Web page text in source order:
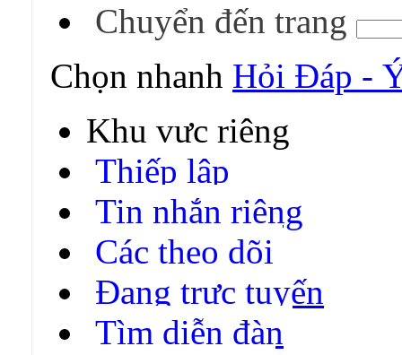
Chuyển đến trang
Chọn nhanh Hỏi Đáp -
Khu vực riêng
Thiếp lập
Tin nhắn riêng
Các theo dõi
Đang trực tuyến
Tìm diễn đàn